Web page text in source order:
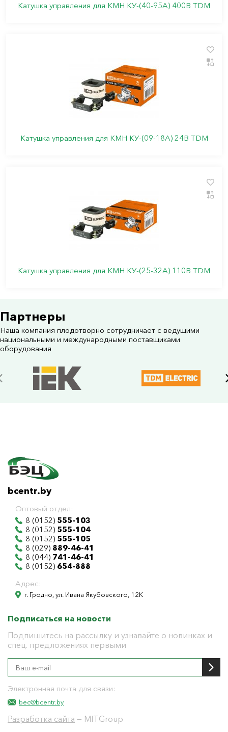
Катушка управления для КМН КУ-(40-95А) 400В TDM
Катушка управления для КМН КУ-(09-18А) 24В TDM
Катушка управления для КМН КУ-(25-32А) 110В TDM
Партнеры
Наша компания плодотворно сотрудничает с ведущими
национальными и международными поставщиками
оборудования
bcentr.by
Оптовый отдел:
8 (0152) 555-103
8 (0152) 555-104
8 (0152) 555-105
8 (029) 889-46-41
8 (044) 741-46-41
8 (0152) 654-888
Адрес:
г. Гродно, ул. Ивана Якубовского, 12К
Подписаться на новости
Подпишитесь на рассылку и узнавайте о новинках и
спец. предложениях первыми
Электронная почта для связи:
bec@bcentr.by
Разработка сайта — MITGroup